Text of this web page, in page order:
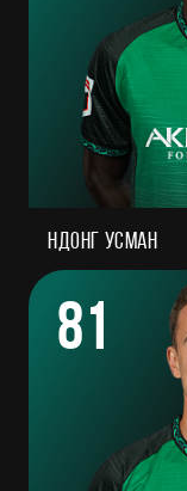
Ндонг Усман
81